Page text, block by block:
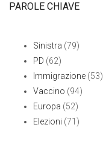
PAROLE CHIAVE
Sinistra (79)
PD (62)
Immigrazione (53)
Vaccino (94)
Europa (52)
Elezioni (71)